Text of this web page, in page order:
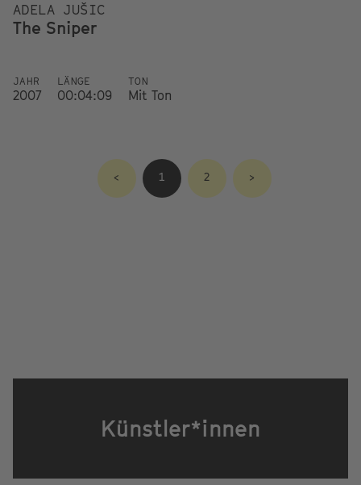
ADELA JUŠIC
The Sniper
JAHR
2007
LÄNGE
00:04:09
TON
Mit Ton
< 1 2 >
Künstler*innen